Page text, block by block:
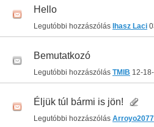
Hello
Legutóbbi hozzászólás Ihasz Laci
Bemutatkozó
Legutóbbi hozzászólás TMIB 12-
Éljük túl bármi is jön!
Legutóbbi hozzászólás Arroyo2077